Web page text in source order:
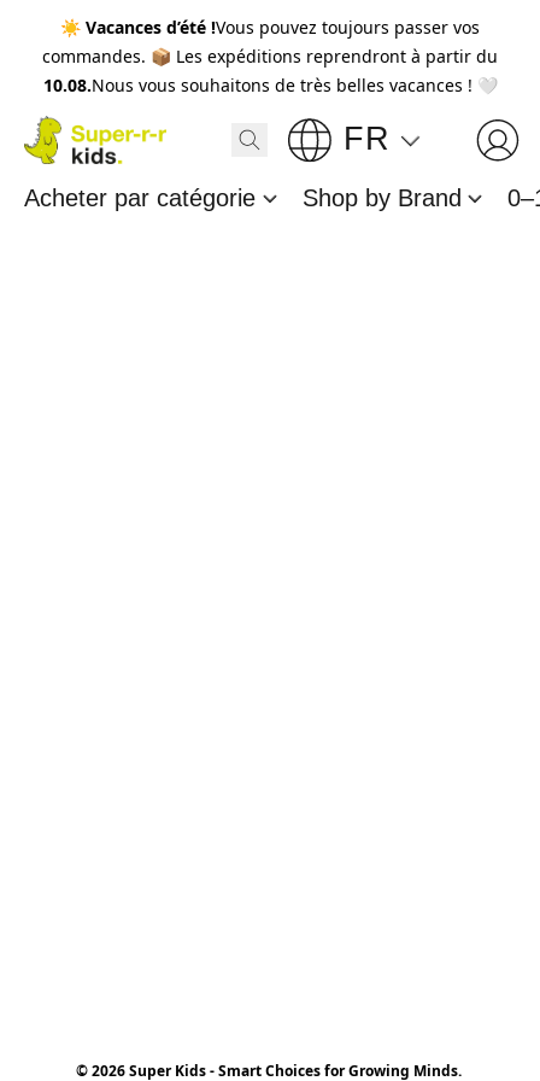
☀️ Vacances d’été !Vous pouvez toujours passer vos
commandes. 📦 Les expéditions reprendront à partir du
10.08.Nous vous souhaitons de très belles vacances ! 🤍
FR
Acheter par catégorie Shop by Brand
© 2026 Super Kids - Smart Choices for Growing Minds.